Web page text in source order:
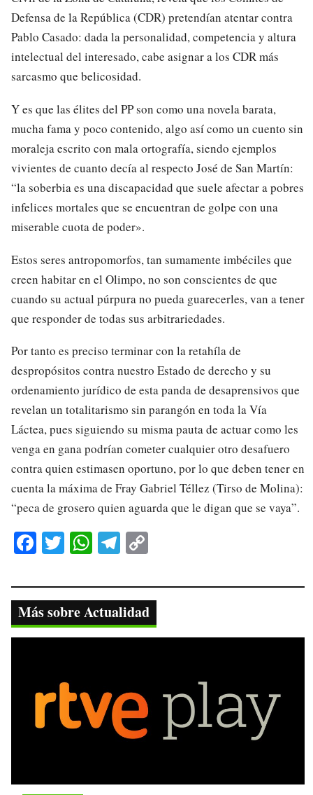
Defensa de la República (CDR) pretendían atentar contra
Pablo Casado: dada la personalidad, competencia y altura
intelectual del interesado, cabe asignar a los CDR más
sarcasmo que belicosidad.
Y es que las élites del PP son como una novela barata,
mucha fama y poco contenido, algo así como un cuento sin
moraleja escrito con mala ortografía, siendo ejemplos
vivientes de cuanto decía al respecto José de San Martín:
“la soberbia es una discapacidad que suele afectar a pobres
infelices mortales que se encuentran de golpe con una
miserable cuota de poder».
Estos seres antropomorfos, tan sumamente imbéciles que
creen habitar en el Olimpo, no son conscientes de que
cuando su actual púrpura no pueda guarecerles, van a tener
que responder de todas sus arbitrariedades.
Por tanto es preciso terminar con la retahíla de
despropósitos contra nuestro Estado de derecho y su
ordenamiento jurídico de esta panda de desaprensivos que
revelan un totalitarismo sin parangón en toda la Vía
Láctea, pues siguiendo su misma pauta de actuar como les
venga en gana podrían cometer cualquier otro desafuero
contra quien estimasen oportuno, por lo que deben tener en
cuenta la máxima de Fray Gabriel Téllez (Tirso de Molina):
“peca de grosero quien aguarda que le digan que se vaya”.
Fa
bo
ok
T
tte
r
W
ts
A
pp
Te
gr
a
m
y
Li
nk
Más sobre Actualidad